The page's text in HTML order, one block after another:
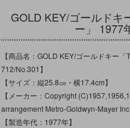
GOLD KEY/ゴールドキ
ー」 1977
【商品名：GOLD KEY/ゴールドキー
712/No.301】
【サイズ：縦25.8㎝・横17.4cm】
【メーカー：Copyright
arrangement Metro-Goldwyn-Mayer
【製造年代：1977年】